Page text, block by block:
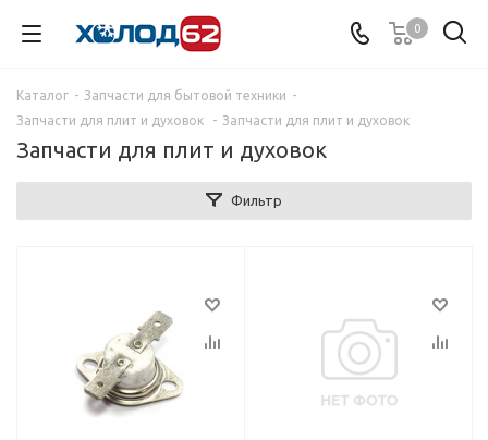
0
Каталог - Запчасти для бытовой техники -
Запчасти для плит и духовок
- Запчасти для плит и духовок
Запчасти для плит и духовок
Фильтр